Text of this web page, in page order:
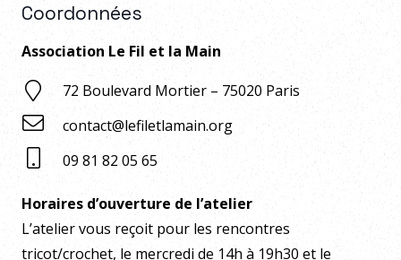
Coordonnées
Association Le Fil et la Main
72 Boulevard Mortier – 75020 Paris
contact@lefiletlamain.org
09 81 82 05 65
Horaires d’ouverture de l’atelier
L’atelier vous reçoit pour les rencontres
tricot/crochet, le mercredi de 14h à 19h30 et le